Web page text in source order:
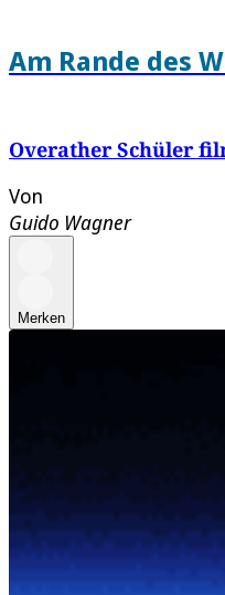
Am Rande des
Overather Schüler
Von
Guido Wagner
Merken